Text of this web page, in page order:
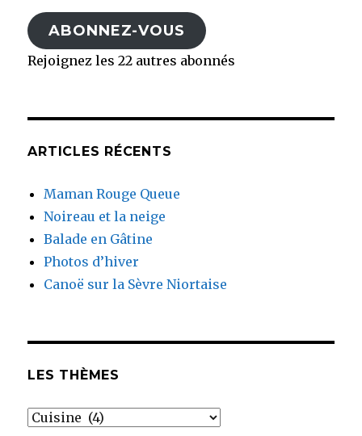
mail
ABONNEZ-VOUS
Rejoignez les 22 autres abonnés
ARTICLES RÉCENTS
Maman Rouge Queue
Noireau et la neige
Balade en Gâtine
Photos d’hiver
Canoë sur la Sèvre Niortaise
LES THÈMES
Les